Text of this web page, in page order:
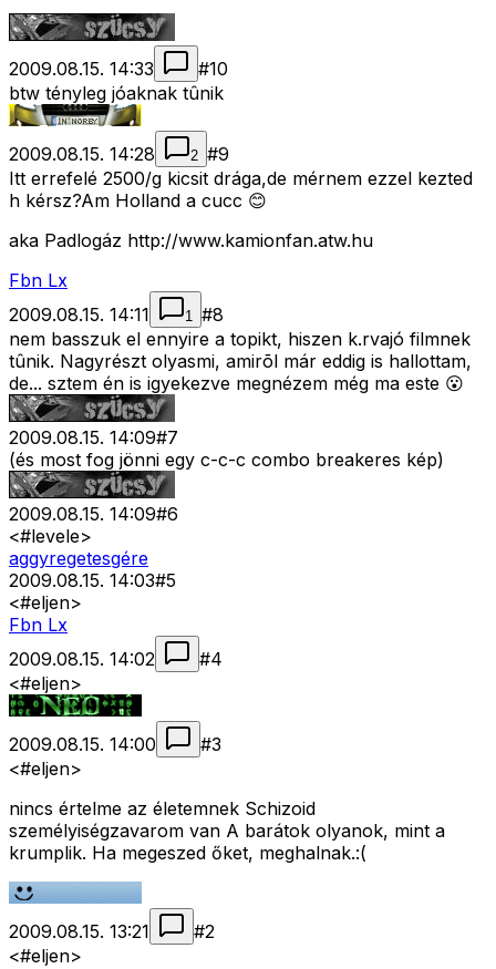
2009.08.15. 14:33 #10
btw tényleg jóaknak tûnik
2009.08.15. 14:28 2 #9
Itt errefelé 2500/g kicsit drága,de mérnem ezzel kezted
h kérsz?Am Holland a cucc 😊
aka Padlogáz http://www.kamionfan.atw.hu
Fbn Lx
2009.08.15. 14:11
1 #8
nem basszuk el ennyire a topikt, hiszen k.rvajó filmnek
tûnik. Nagyrészt olyasmi, amirõl már eddig is hallottam,
de... sztem én is igyekezve megnézem még ma este 😮
2009.08.15. 14:09#7
(és most fog jönni egy c-c-c combo breakeres kép)
2009.08.15. 14:09#6
<#levele>
aggyregetesgére
2009.08.15. 14:03#5
<#eljen>
Fbn Lx
2009.08.15. 14:02
#4
<#eljen>
2009.08.15. 14:00 #3
<#eljen>
nincs értelme az életemnek Schizoid
személyiségzavarom van A barátok olyanok, mint a
krumplik. Ha megeszed őket, meghalnak.:(
2009.08.15. 13:21 #2
<#eljen>